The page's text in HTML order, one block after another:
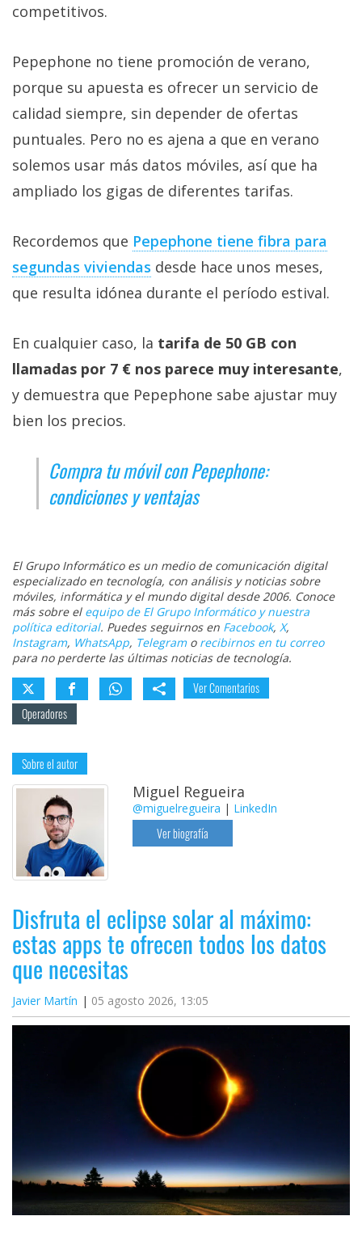
competitivos.
Pepephone no tiene promoción de verano,
porque su apuesta es ofrecer un servicio de
calidad siempre, sin depender de ofertas
puntuales. Pero no es ajena a que en verano
solemos usar más datos móviles, así que ha
ampliado los gigas de diferentes tarifas.
Recordemos que Pepephone tiene fibra para
segundas viviendas‎ desde hace unos meses,
que resulta idónea durante el período estival.
En cualquier caso, la tarifa de 50 GB con
llamadas por 7 € nos parece muy interesante,
y demuestra que Pepephone sabe ajustar muy
bien los precios.
Compra tu móvil con Pepephone:
condiciones y ventajas
El Grupo Informático es un medio de comunicación digital
especializado en tecnología, con análisis y noticias sobre
móviles, informática y el mundo digital desde 2006. Conoce
más sobre el equipo de El Grupo Informático y nuestra
política editorial. Puedes seguirnos en Facebook, X,
Instagram, WhatsApp, Telegramo recibirnos en tu correo
para no perderte las últimas noticias de tecnología.
Ver Comentarios
Operadores
Sobre el autor
Miguel Regueira
@miguelregueira | LinkedIn
Ver biografía
Disfruta el eclipse solar al máximo:
estas apps te ofrecen todos los datos
que necesitas
Javier Martín 05 agosto 2026, 13:05